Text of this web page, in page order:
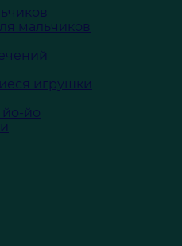
мальчиков
игрушки
йо-йо